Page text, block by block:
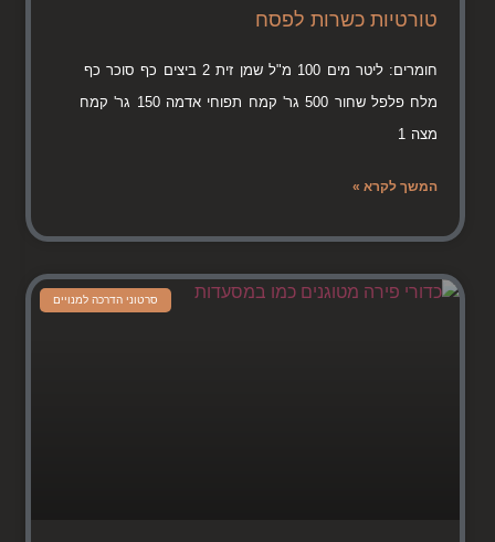
טורטיות כשרות לפסח
חומרים: ליטר מים 100 מ"ל שמן זית 2 ביצים כף סוכר כף
מלח פלפל שחור 500 גר' קמח תפוחי אדמה 150 גר' קמח
מצה 1
המשך לקרא »
סרטוני הדרכה למנויים